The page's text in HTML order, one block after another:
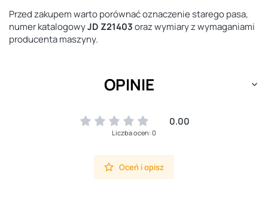
Przed zakupem warto porównać oznaczenie starego pasa,
numer katalogowyJD Z21403oraz wymiary z wymaganiami
producenta maszyny.
OPINIE
0.00
Liczba ocen: 0
Oceń i opisz